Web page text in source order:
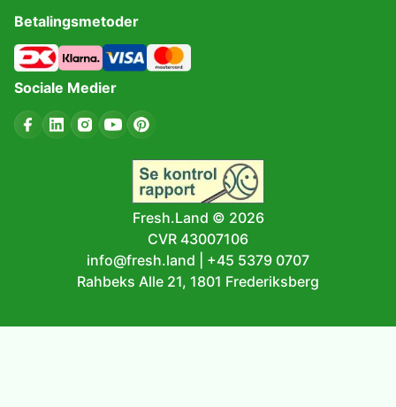
Betalingsmetoder
Sociale Medier
Fresh.Land © 2026
CVR 43007106
info@fresh.land
+45 5379 0707
Rahbeks Alle 21, 1801 Frederiksberg